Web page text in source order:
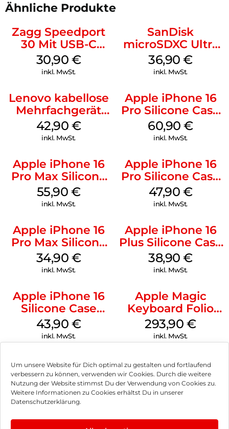
Um unsere Website für Dich optimal zu gestalten und fortlaufend
verbessern zu können, verwenden wir Cookies. Durch die weitere
Nutzung der Website stimmst Du der Verwendung von Cookies zu.
Weitere Informationen zu Cookies erhältst Du in unserer
Datenschutzerklärung.
Ähnliche Produkte
Zagg Speedport
30 Mit USB-C
Kabel Weiß
30,90 €
inkl. MwSt.
SanDisk
microSDXC Ultra
128 GB + Adapter
Mobile
36,90€
inkl. MwSt.
Lenovo kabellose
Mehrfachgerät
Luna Grey
42,90 €
inkl. MwSt.
Apple iPhone 16
Pro Silicone Case
MagSafe Stone
Gray
60,90€
inkl. MwSt.
Apple iPhone 16
Pro Max Silicone
Case MagSafe
Stone Gray
55,90 €
inkl. MwSt.
Apple iPhone 16
Pro Silicone Case
MagSafe Denim
47,90 €
inkl. MwSt.
Apple iPhone 16
Pro Max Silicone
Case MagSafe
Denim
34,90 €
inkl. MwSt.
Apple iPhone 16
Plus Silicone Case
MagSafe Denim
38,90€
inkl. MwSt.
Apple iPhone 16
Silicone Case
MagSafe Plum
43,90 €
inkl. MwSt.
Apple Magic
Keyboard Folio
iPad 10.9″ (10.Gen.)
Weiß
293,90€
inkl. MwSt.
Impressum